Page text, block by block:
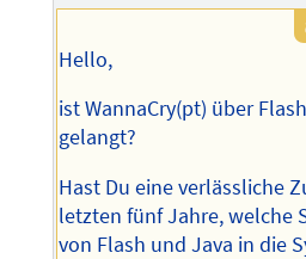
Hello,
ist WannaCry(pt) über
gelangt?
Hast Du eine verlässliche
letzten fünf Jahre, welche
von Flash und Java in die